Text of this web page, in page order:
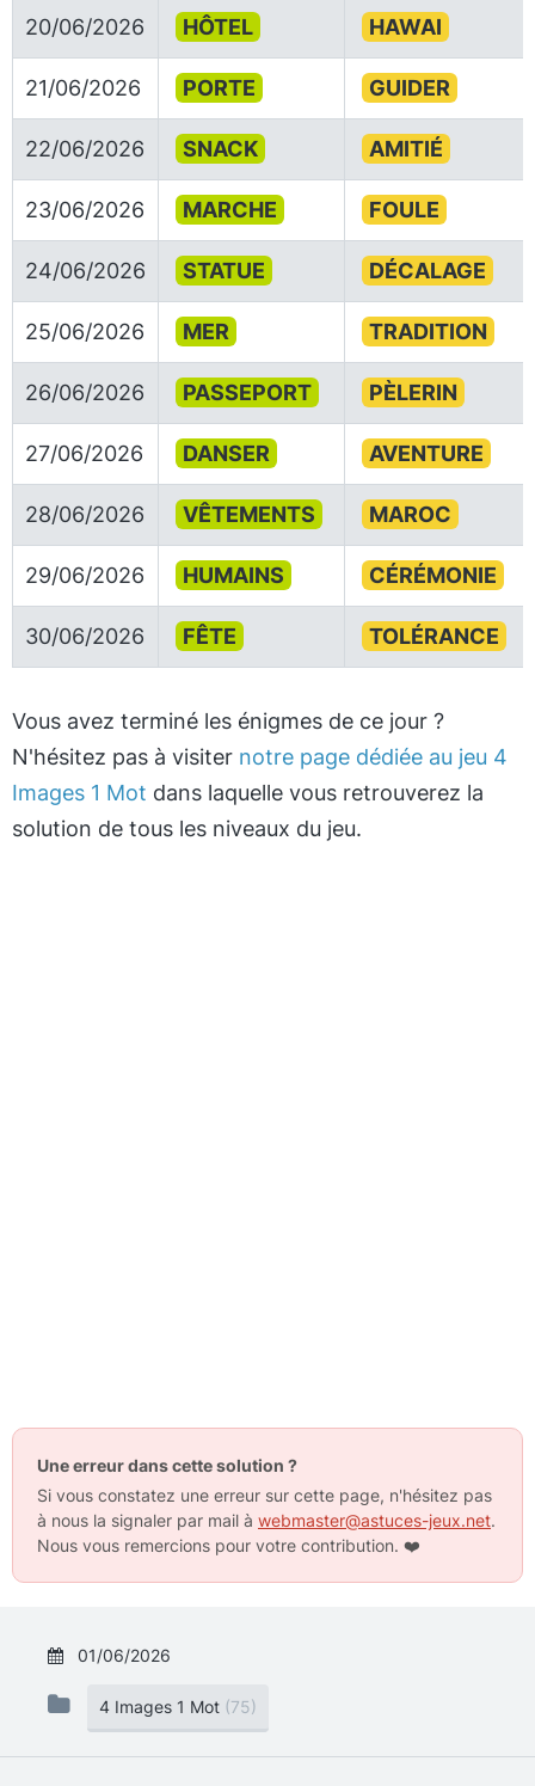
20/06/2026 HÔTEL HAWAI
21/06/2026 PORTE GUIDER
22/06/2026 SNACK AMITIÉ
23/06/2026 MARCHE FOULE
24/06/2026 STATUE DÉCALAGE
25/06/2026 MER TRADITION
26/06/2026 PASSEPORT PÈLERIN
27/06/2026 DANSER AVENTURE
28/06/2026 VÊTEMENTS MAROC
29/06/2026 HUMAINS CÉRÉMONIE
30/06/2026 FÊTE TOLÉRANCE
Vous avez terminé les énigmes de ce jour ?
N'hésitez pas à visiter notre page dédiée au jeu 4
Images 1 Mot dans laquelle vous retrouverez la
solution de tous les niveaux du jeu.
Une erreur dans cette solution ?
Si vous constatez une erreur sur cette page, n'hésitez pas
à nous la signaler par mail à webmaster@astuces-jeux.net.
Nous vous remercions pour votre contribution. ❤️
01/06/2026
4 Images 1 Mot (75)